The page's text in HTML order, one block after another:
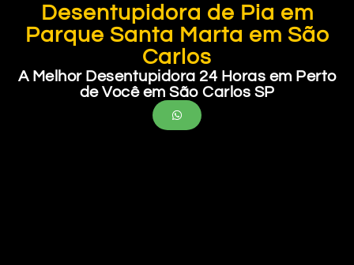
Desentupidora de Pia em
Parque Santa Marta em São
Carlos
A Melhor Desentupidora 24 Horas em Perto
de Você em São Carlos SP